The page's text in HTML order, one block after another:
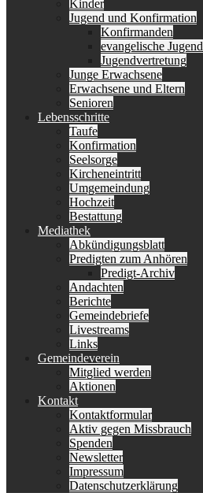
Kinder
Jugend und Konfirmation
Konfirmanden
evangelische Jugend
Jugendvertretung
Junge Erwachsene
Erwachsene und Eltern
Senioren
Lebensschritte
Taufe
Konfirmation
Seelsorge
Kircheneintritt
Umgemeindung
Hochzeit
Bestattung
Mediathek
Abkündigungsblatt
Predigten zum Anhören
Predigt-Archiv
Andachten
Berichte
Gemeindebriefe
Livestreams
Links
Gemeindeverein
Mitglied werden
Aktionen
Kontakt
Kontaktformular
Aktiv gegen Missbrauch
Spenden
Newsletter
Impressum
Datenschutzerklärung